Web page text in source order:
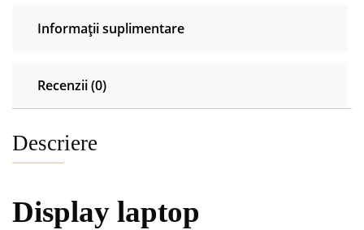
Informații suplimentare
Recenzii (0)
Descriere
Display laptop